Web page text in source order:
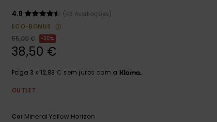
respostas
para as
contacto.
4.8
(43 Avaliações)
ECO-BONUS
55,00 €
30%
38,50 €
Paga 3 x 12,83 € sem juros com a
OUTLET
Cor Mineral Yellow Horizon